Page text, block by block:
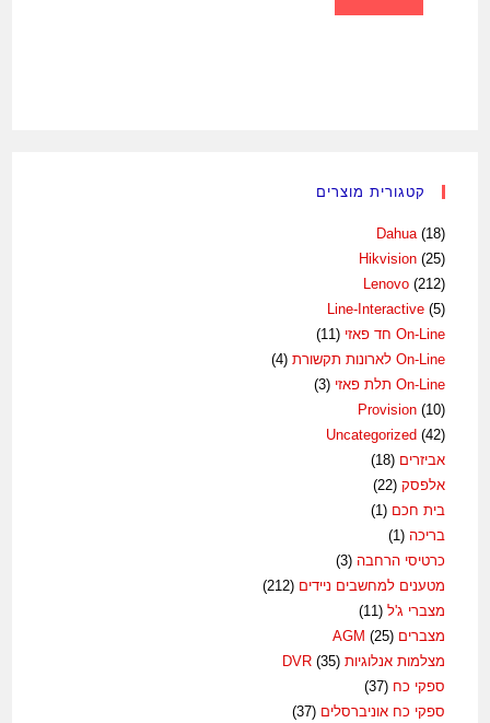
קטגורית מוצרים
Dahua (18)
Hikvision (25)
Lenovo (212)
Line-Interactive (5)
On-Line חד פאזי
(11)
On-Line לארונות תקשורת
(4)
On-Line תלת פאזי
(3)
Provision (10)
Uncategorized (42)
אביזרים (18)
אלפסק (22)
בית חכם (1)
בריכה (1)
כרטיסי הרחבה (3)
מטענים למחשבים ניידים (212)
מצברי ג'ל (11)
מצברים AGM(25)
מצלמות אנלוגיות DVR(35)
ספקי כח (37)
ספקי כח אוניברסלים (37)